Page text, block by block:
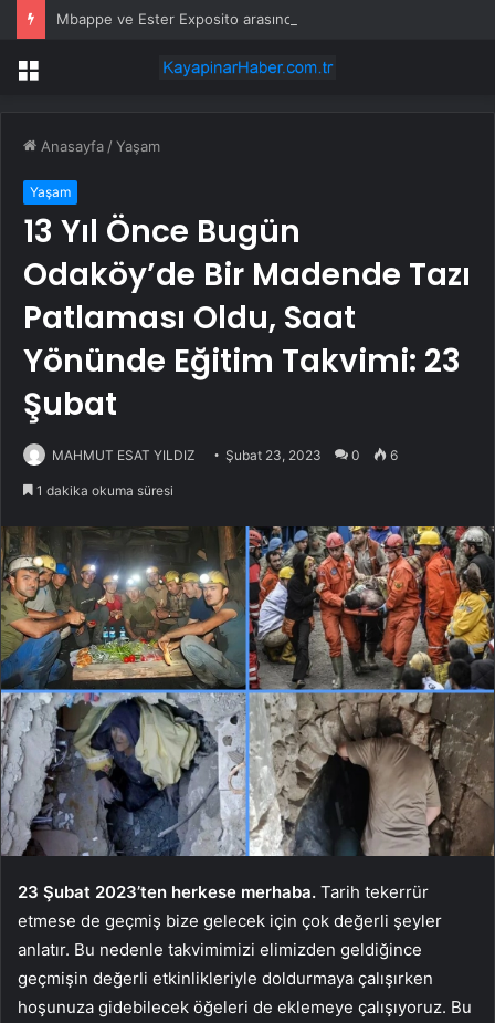
Menü
Anasayfa /Yaşam
Yaşam
13 Yıl Önce Bugün
Odaköy’de Bir Madende Tazı
Patlaması Oldu, Saat
Yönünde Eğitim Takvimi: 23
Şubat
MAHMUT ESAT YILDIZ Şubat 23, 2023 0 6
1 dakika okuma süresi
23 Şubat 2023’ten herkese merhaba. Tarih tekerrür
etmese de geçmiş bize gelecek için çok değerli şeyler
anlatır. Bu nedenle takvimimizi elimizden geldiğince
geçmişin değerli etkinlikleriyle doldurmaya çalışırken
hoşunuza gidebilecek öğeleri de eklemeye çalışıyoruz. Bu